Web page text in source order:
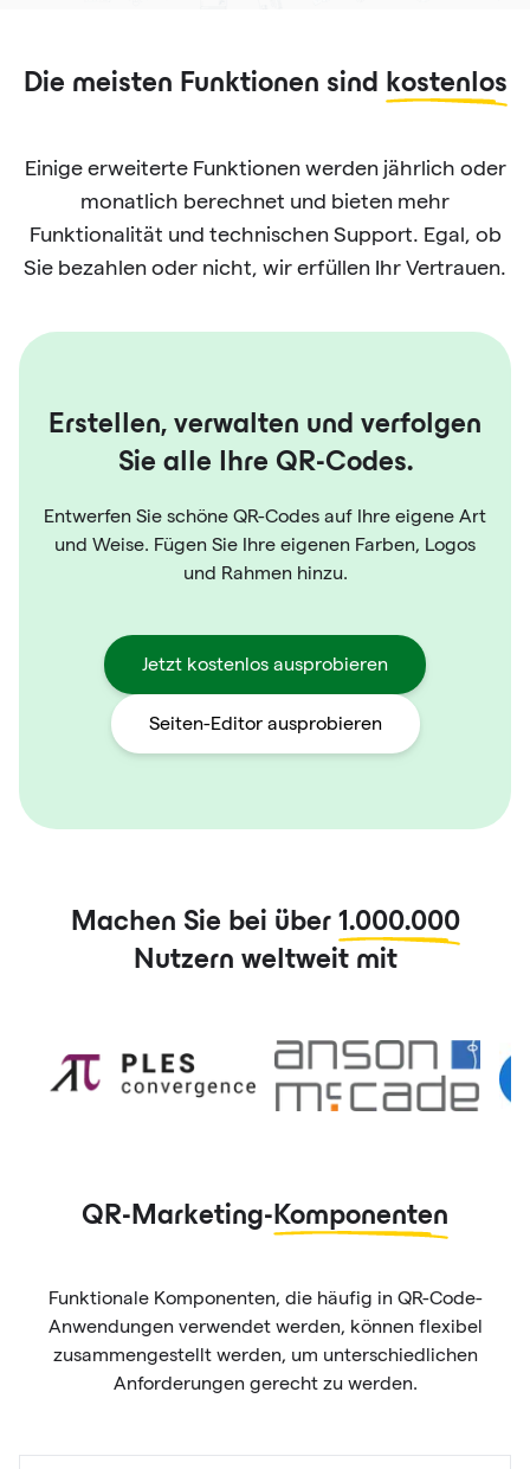
Die meisten Funktionen sind kostenlos
Einige erweiterte Funktionen werden jährlich oder
monatlich berechnet und bieten mehr
Funktionalität und technischen Support. Egal, ob
Sie bezahlen oder nicht, wir erfüllen Ihr Vertrauen.
Erstellen, verwalten und verfolgen
Sie alle Ihre QR-Codes.
Entwerfen Sie schöne QR-Codes auf Ihre eigene Art
und Weise. Fügen Sie Ihre eigenen Farben, Logos
und Rahmen hinzu.
Jetzt kostenlos ausprobieren
Seiten-Editor ausprobieren
Machen Sie bei über 1.000.000
Nutzern weltweit mit
QR-Marketing- Komponenten
Funktionale Komponenten, die häufig in QR-Code-
Anwendungen verwendet werden, können flexibel
zusammengestellt werden, um unterschiedlichen
Anforderungen gerecht zu werden.